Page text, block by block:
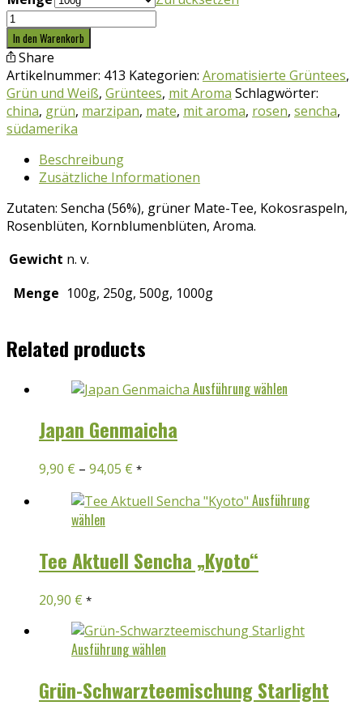
Grüntee
Märchenwald
Menge
In den Warenkorb
Share
Artikelnummer: 413 Kategorien: Aromatisierte Grüntees,
Grün und Weiß, Grüntees, mit Aroma Schlagwörter:
china, grün, marzipan, mate, mit aroma, rosen, sencha,
südamerika
Beschreibung
Zusätzliche Informationen
Zutaten: Sencha (56%), grüner Mate-Tee, Kokosraspeln,
Rosenblüten, Kornblumenblüten, Aroma.
Gewicht n. v.
Menge 100g, 250g, 500g, 1000g
Related products
Ausführung wählen
Die
Optionen
Japan Genmaicha
9,90 € – 94,05 € *
Ausführung
wählen
weist
mehrere
Die
Optionen
können
der
Tee Aktuell Sencha „Kyoto“
20,90 € *
Ausführung wählen
weist
mehrere
Grün-Schwarzteemischung Starlight